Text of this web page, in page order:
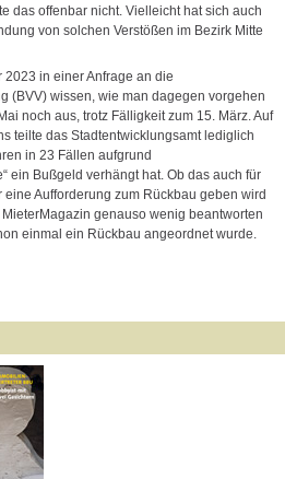
das offenbar nicht. Vielleicht hat sich auch
von solchen Verstößen im Bezirk Mitte
in einer Anfrage an die
(BVV) wissen, wie man dagegen vorgehen
noch aus, trotz Fälligkeit zum 15. März. Auf
teilte das Stadtentwicklungsamt lediglich
in 23 Fällen aufgrund
ein Bußgeld verhängt hat. Ob das auch für
Aufforderung zum Rückbau geben wird
genauso wenig beantworten
einmal ein Rückbau angeordnet wurde.